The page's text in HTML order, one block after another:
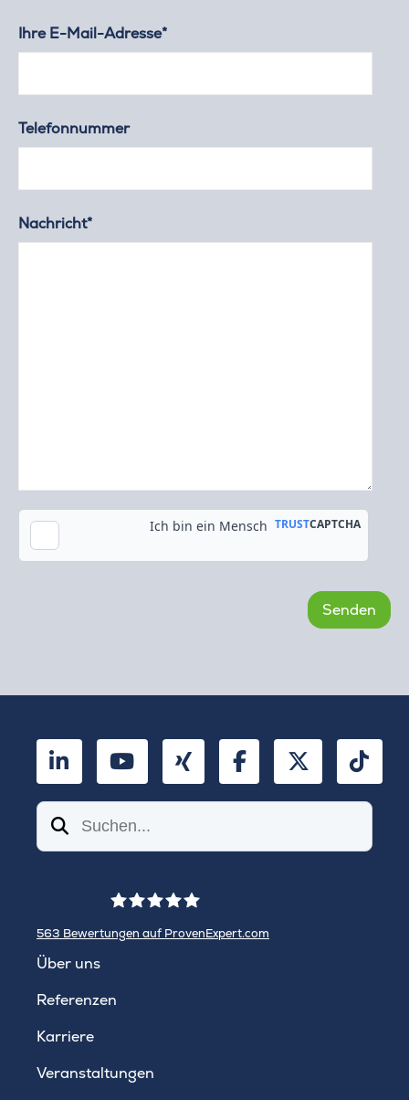
Ihre E-Mail-Adresse*
Telefonnummer
Nachricht*
Kopie an meine E-Mail-Adresse senden
LinkedInYouTubeXing FacebookTwitter
Suchen
563 Bewertungen auf ProvenExpert.com
Über uns
Referenzen
Karriere
Veranstaltungen